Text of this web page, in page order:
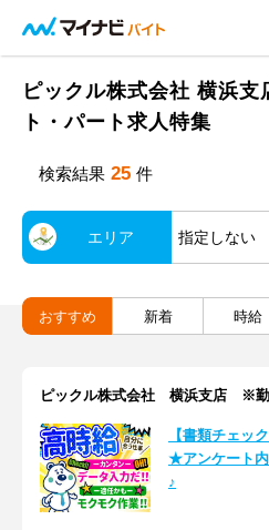
ピックル株式会社 横浜支
ト・パート求人特集
検索結果 25 件
エリア 指定しない
おすすめ 新着 時給
ピックル株式会社 横浜支店 ※勤
【書類チェッ
★アンケート
♪